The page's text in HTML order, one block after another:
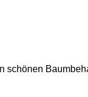
schönen